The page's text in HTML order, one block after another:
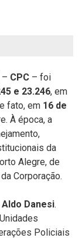
– CPC – foi
e 23.246, em
fato, em 16 de
À época, a
da
Alegre, de
Corporação.
Danesi.
Policiais